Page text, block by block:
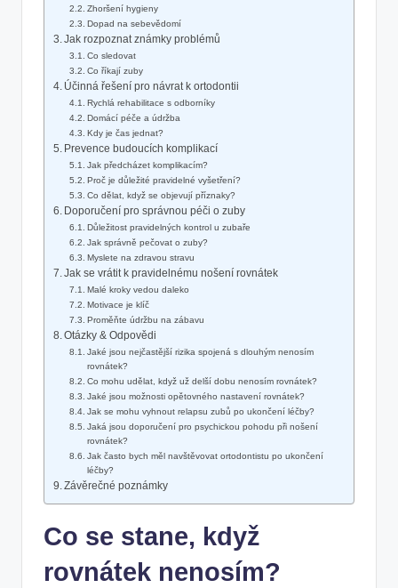
Zhoršení hygieny
Dopad na sebevědomí
Jak rozpoznat známky problémů
Co sledovat
Co říkají zuby
Účinná řešení pro návrat k ortodontii
Rychlá rehabilitace s odborníky
Domácí péče a údržba
Kdy je čas jednat?
Prevence budoucích komplikací
Jak předcházet komplikacím?
Proč je důležité pravidelné vyšetření?
Co dělat, když se objevují příznaky?
Doporučení pro správnou péči o zuby
Důležitost pravidelných kontrol u zubaře
Jak správně pečovat o zuby?
Myslete na zdravou stravu
Jak se vrátit k pravidelnému nošení rovnátek
Malé kroky vedou daleko
Motivace je klíč
Proměňte údržbu na zábavu
Otázky & Odpovědi
Jaké jsou nejčastější rizika spojená s dlouhým nenosím
rovnátek?
Co mohu udělat, když už delší dobu nenosím rovnátek?
Jaké jsou možnosti opětovného nastavení rovnátek?
Jak se mohu vyhnout relapsu zubů po ukončení léčby?
Jaká jsou doporučení pro psychickou pohodu při nošení
rovnátek?
Jak často bych měl navštěvovat ortodontistu po ukončení
léčby?
Závěrečné poznámky
Co se stane, když
rovnátek nenosím?